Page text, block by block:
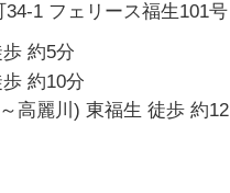
1 フェリース福生101号
約5分
約10分
高麗川) 東福生 徒歩 約12